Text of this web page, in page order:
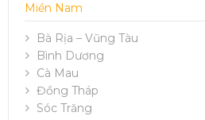
Miền Nam
Bà Rịa – Vũng Tàu
Bình Dương
Cà Mau
Đồng Tháp
Sóc Trăng